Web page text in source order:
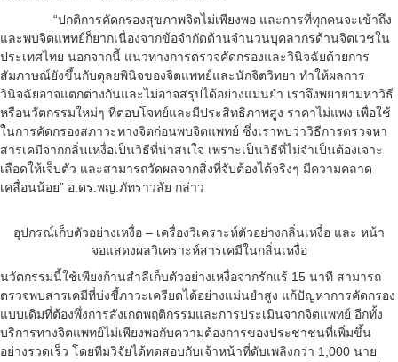
“ปกติการคัดกรองสุขภาพจิตไม่เพียงพอ และการที่ทุกคนจะเข้าถึง
และพบจิตแพทย์ก็ยากเนื่องจากข้อจำกัดด้านจำนวนบุคลากรด้านจิตเวชใน
ประเทศไทย นอกจากนี้ แนวทางการตรวจคัดกรองและวินิจฉัยด้วยการ
สัมภาษณ์ยังขึ้นกับดุลยพินิจของจิตแพทย์และนักจิตวิทยา ทำให้ผลการ
วินิจฉัยอาจแตกต่างกันและไม่อาจสรุปได้อย่างแม่นยำ เราจึงพยายามหาวิธี
หรือนวัตกรรมใหม่ๆ ที่ตอบโจทย์และมีประสิทธิภาพสูง ราคาไม่แพง เพื่อใช้
ในการคัดกรองสภาวะทางจิตก่อนพบจิตแพทย์ ซึ่งเราพบว่าวิธีการตรวจหา
สารเคมีจากกลิ่นเหงื่อเป็นวิธีที่น่าสนใจ เพราะเป็นวิธีที่ไม่จำเป็นต้องเจาะ
เลือดให้เจ็บตัว และสามารถวัดผลจากสิ่งที่จับต้องได้จริงๆ มีความคลาด
เคลื่อนน้อย” อ.ดร.พญ.ภัทราวลัย กล่าว
อุปกรณ์เก็บตัวอย่างเหงื่อ – เครื่องวิเคราะห์ตัวอย่างกลิ่นเหงื่อ และ หน้า
จอแสดงผลวิเคราะห์สารเคมีในกลิ่นเหงื่อ
นวัตกรรมนี้ใช้เพียงก้านสำลีเก็บตัวอย่างเหงื่อจากรักแร้ 15 นาที สามารถ
ตรวจพบสารเคมีที่บ่งชี้ภาวะเครียดได้อย่างแม่นยำสูง แก้ปัญหาการคัดกรอง
แบบเดิมที่ต้องพึ่งการสังเกตพฤติกรรมและการประเมินจากจิตแพทย์ อีกทั้ง
บริการทางจิตแพทย์ไม่เพียงพอกับความต้องการของประชาชนที่เพิ่มขึ้น
อย่างรวดเร็ว โดยทีมวิจัยได้ทดสอบกับเจ้าหน้าที่ดับเพลิงกว่า 1,000 นาย